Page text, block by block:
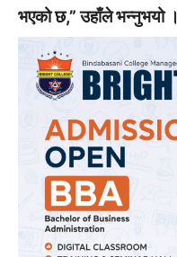
भएको छ,” उहाँले भन्नुभयो ।